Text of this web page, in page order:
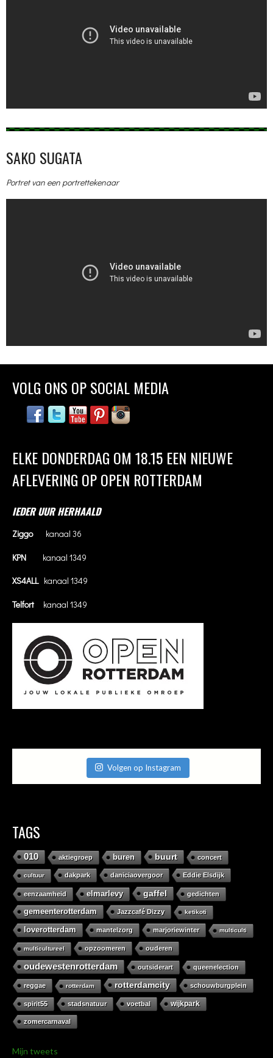
SAKO SUGATA
Portret van een portrettekenaar
VOLG ONS OP SOCIAL MEDIA
ELKE DONDERDAG OM 18.15 EEN NIEUWE
AFLEVERING OP OPEN ROTTERDAM
IEDER UUR HERHAALD
Ziggokanaal 36
KPN kanaal 1349
XS4ALLkanaal 1349
Telfort kanaal 1349
Volgen op Instagram
TAGS
010 aktiegroep buren buurt concert
cultuur dakpark daniciaovergoor Eddie Elsdijk
eenzaamheid elmarlevy gaffel gedichten
gemeenterotterdam Jazzcafé Dizzy ketikoti
loverotterdam mantelzorg marjoriewinter multiculti
multicultureel opzoomeren ouderen
oudewestenrotterdam outsiderart queenelection
reggae rotterdam rotterdamcity schouwburgplein
spirit55 stadsnatuur voetbal wijkpark
zomercarnaval
Mijn tweets